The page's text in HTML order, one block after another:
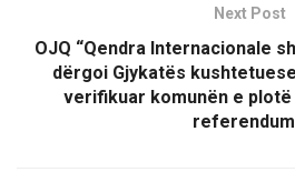
Next Post
OJQ “Qendra Internacionale
dërgoi Gjykatës
verifikuar komunën e